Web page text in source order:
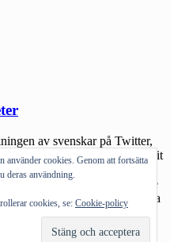
av svenskar på Twitter,
Diskussionen har alltid varit
kan sociala medier bli mer
visar att idag är det mindre
att twittra. Idén om sociala
använder cookies. Genom att fortsätta
deras användning.
cookies, se: Cookie-policy